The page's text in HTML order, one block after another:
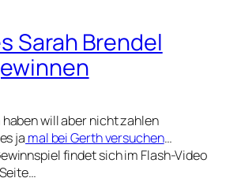
Sarah Brendel
haben will aber nicht zahlen
ja mal bei Gerth versuchen…
findet sich im Flash-Video